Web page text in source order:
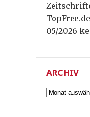
TopFree.de
05/2026
ARCHIV
Archiv